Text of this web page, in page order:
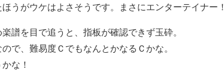
うがウケはよさそうです。まさにエンターテイナー！
譜を目で追うと、指板が確認できず玉砕。
で、難易度ＣでもなんとかなるＣかな。
な！